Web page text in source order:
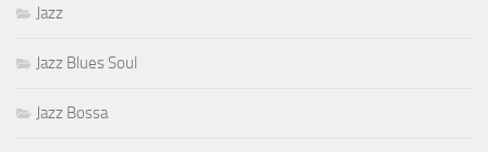
Jazz
Jazz Blues Soul
Jazz Bossa